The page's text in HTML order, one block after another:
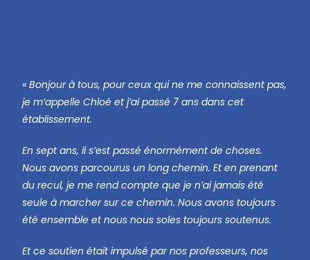
« Bonjour à tous, pour ceux qui ne me connaissent pas,
je m’appelle Chloé et j’ai passé 7 ans dans cet
établissement.
En sept ans, il s’est passé énormément de choses.
Nous avons parcourus un long chemin. Et en prenant
du recul, je me rend compte que je n’ai jamais été
seule à marcher sur ce chemin. Nous avons toujours
été ensemble et nous nous soles toujours soutenus.
Et ce soutien était impulsé par nos professeurs, nos